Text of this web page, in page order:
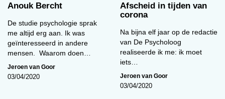
Anouk Bercht
De studie psychologie sprak
me altijd erg aan. Ik was
geïnteresseerd in andere
mensen. Waarom doen…
Jeroen van Goor
03/04/2020
Afscheid in tijden van
corona
Na bijna elf jaar op de redactie
van De Psycholoog
realiseerde ik me: ik moet
iets…
Jeroen van Goor
03/04/2020